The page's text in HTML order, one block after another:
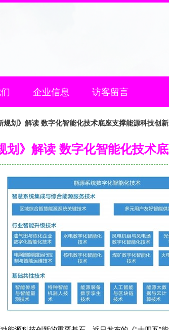
企业信息 访客留言
规划》解读 数字化智能化技术底座支撑能源科技创
划》解读 数字化智能化技术